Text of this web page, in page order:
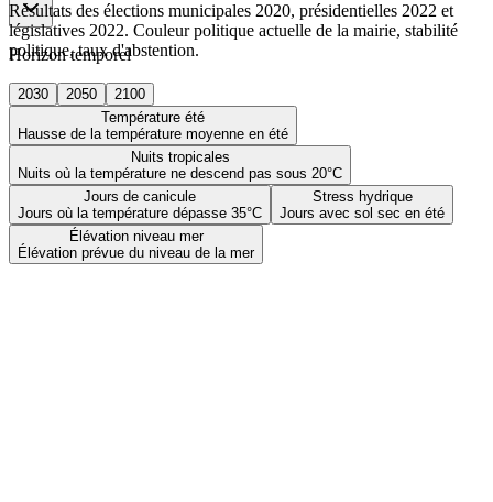
Horizon temporel
2030 2050
2100
Température été
Hausse de la température moyenne en été
Nuits tropicales
Nuits où la température ne descend pas sous 20°C
Jours de canicule
Jours où la température dépasse 35°C
Stress hydrique
Jours avec sol sec en été
Élévation niveau mer
Élévation prévue du niveau de la mer
Résultats des élections municipales 2020, présidentielles 2022 et
législatives 2022. Couleur politique actuelle de la mairie, stabilité
politique, taux d'abstention.